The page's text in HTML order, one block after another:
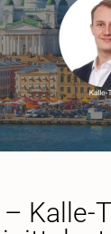
Kalle-